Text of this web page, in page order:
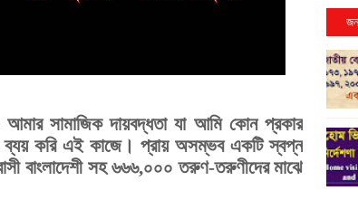
সামাজিক দায়বদ্ধতা যা আমি কোন প্রকার
ব্যয় করি এই কাজে। প্রায় অসম্ভব একটি স্বপ্ন
বাংলাদেশী সহ ৬৬৬,০০০ তরুণ-তরুণীদের মাঝে